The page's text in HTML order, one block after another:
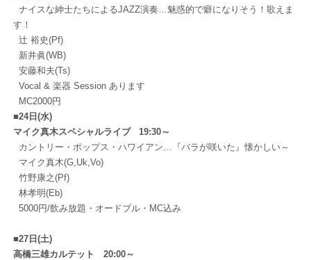
ナイスな紳士たちによるJAZZ演奏…魅惑的で癖になりそう！歌えま
す！
辻 裕史(Pf)
新井眞(WB)
安藤和夫(Ts)
Vocal & 楽器 Session あります
MC2000円
■24日(水)
マイク真木スペシャルライブ 19:30～
カントリー・ポップス・ハワイアン…『バラが咲いた』懐かしい～
マイク真木(G,Uk,Vo)
竹野康之(Pf)
林孝明(Eb)
5000円/飲み放題・オードブル・MC込み
■27日(土)
高橋三雄カルテット 20:00～